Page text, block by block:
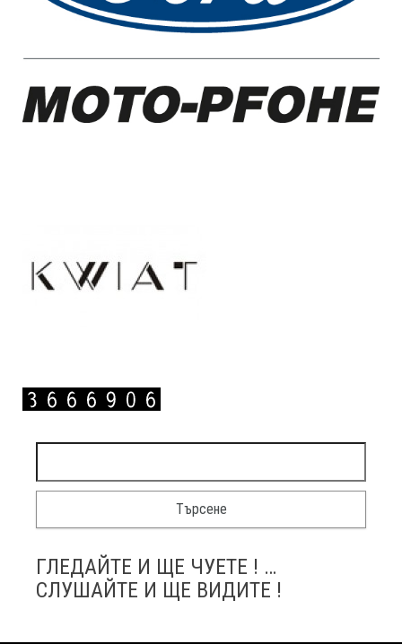
ГЛЕДАЙТЕ И ЩЕ ЧУЕТЕ ! …
СЛУШАЙТЕ И ЩЕ ВИДИТЕ !